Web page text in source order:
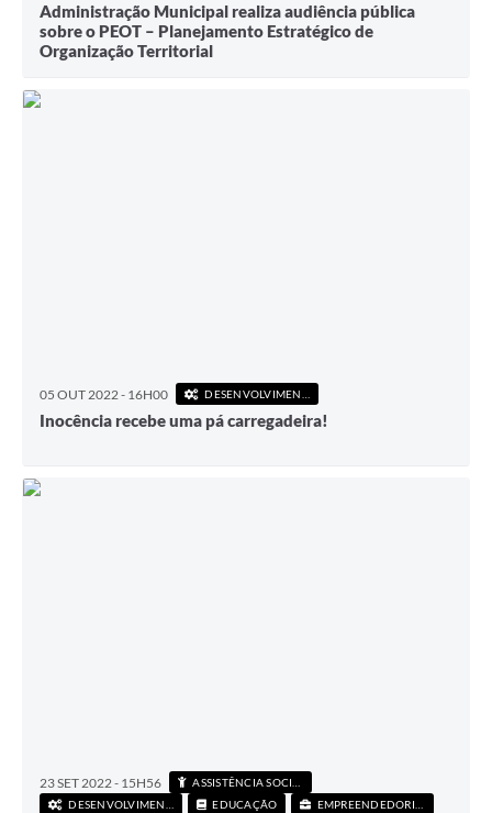
Administração Municipal realiza audiência pública
sobre o PEOT – Planejamento Estratégico de
Organização Territorial
05 OUT 2022 - 16H00 DESENVOLVIMENTO ECONÔMICO
Inocência recebe uma pá carregadeira!
23 SET 2022 - 15H56
ASSISTÊNCIA SOCIAL
DESENVOLVIMENTO ECONÔMICO
EDUCAÇÃO
EMPREENDEDORISMO